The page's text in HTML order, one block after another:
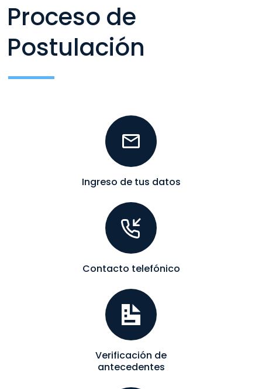
Proceso de
Postulación
Ingreso de tus datos
Contacto telefónico
Verificación de
antecedentes